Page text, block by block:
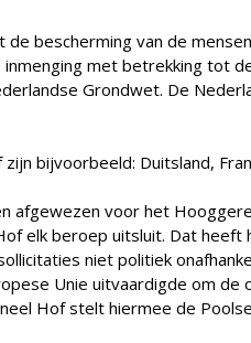
bescherming van de
met betrekking tot
Grondwet. De
bijvoorbeeld: Duitsland,
afgewezen voor het
elk beroep uitsluit. Dat heeft
niet politiek
Unie uitvaardigde om
Hof stelt hiermee de